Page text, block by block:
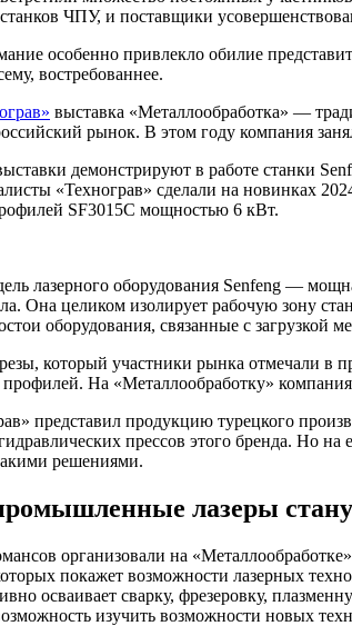
ЧПУ, и поставщики
особенно привлекло обилие
востребованнее.
выставка «Металлообработка» —
рынок. В этом году компания
демонстрируют в работе станки
«Технограв» сделали на новинках
SF3015C мощностью 6 кВт.
лазерного оборудования Senfeng —
Она целиком изолирует рабочую зону
оборудования, связанные с загрузкой
который участники рынка отмечали в
профилей. На «Металлообработку»
представил продукцию турецкого
прессов этого бренда. Но
решениями.
лазеры
организовали на
покажет возможности лазерных
осваивает сварку, фрезеровку,
изучить возможности новых